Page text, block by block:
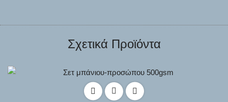
Σχετικά Προϊόντα